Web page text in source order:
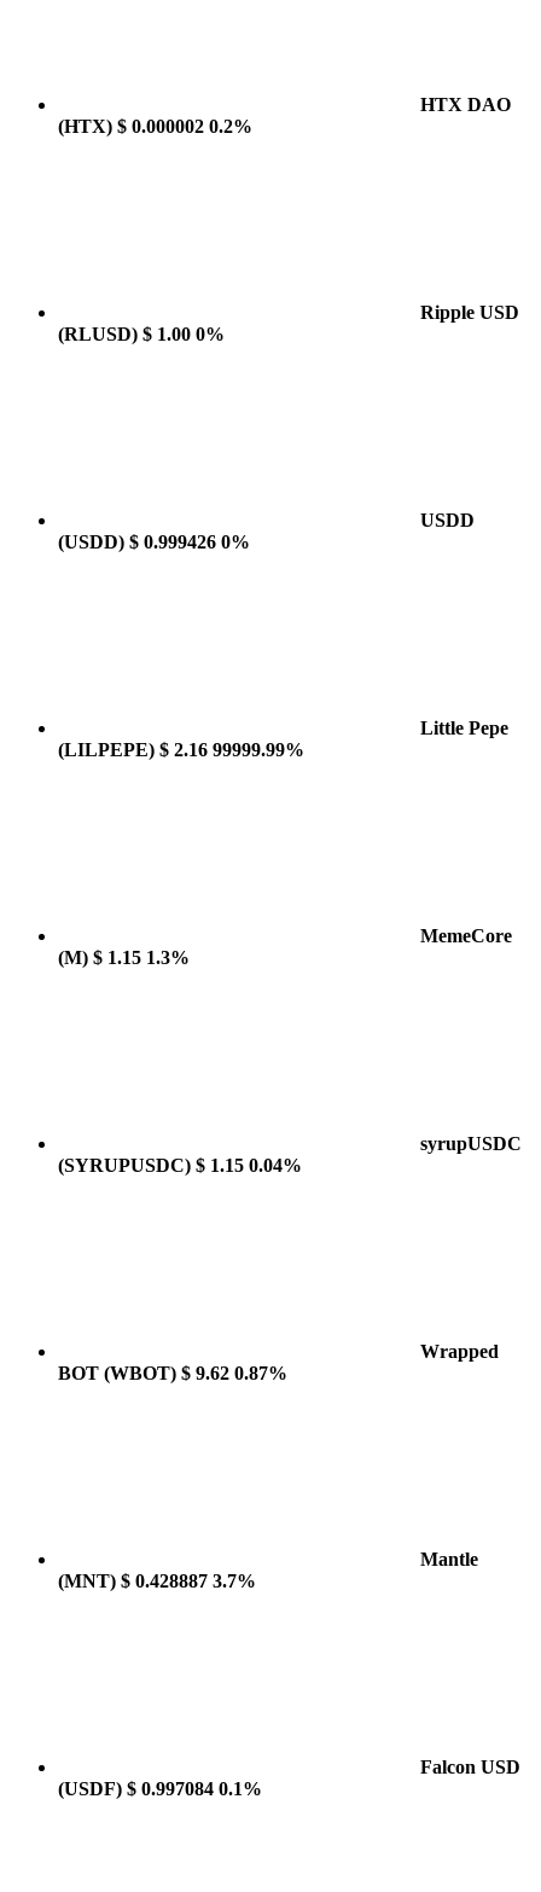
HTX DAO
(HTX) $ 0.000002 0.2%
Ripple USD
(RLUSD) $ 1.00 0%
USDD
(USDD) $ 0.999426 0%
Little Pepe
(LILPEPE) $ 2.16 99999.99%
MemeCore
(M) $ 1.15 1.3%
syrupUSDC
(SYRUPUSDC) $ 1.15 0.04%
Wrapped
BOT (WBOT) $ 9.62 0.87%
Mantle
(MNT) $ 0.428887 3.7%
Falcon USD
(USDF) $ 0.997084 0.1%